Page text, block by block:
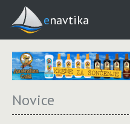
enavtika
Novice